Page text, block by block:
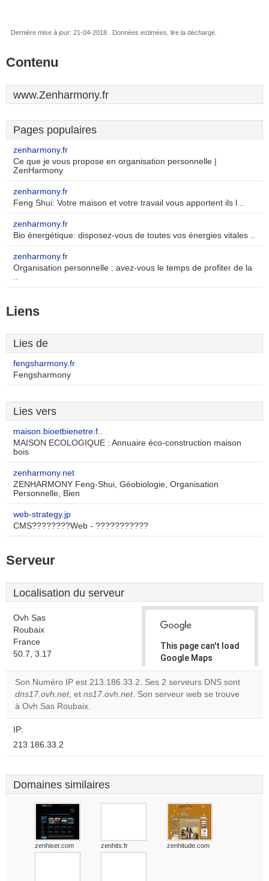
Dernière mise à jour: 21-04-2018 . Données estimées, lire la décharge.
Contenu
www.Zenharmony.fr
Pages populaires
zenharmony.fr
Ce que je vous propose en organisation personnelle |
ZenHarmony
zenharmony.fr
Feng Shui: Votre maison et votre travail vous apportent ils l ..
zenharmony.fr
Bio énergétique: disposez-vous de toutes vos énergies vitales ..
zenharmony.fr
Organisation personnelle : avez-vous le temps de profiter de la
..
Liens
Lies de
fengsharmony.fr
Fengsharmony
Lies vers
maison.bioetbienetre.f..
MAISON ECOLOGIQUE : Annuaire éco-construction maison
bois
zenharmony.net
ZENHARMONY Feng-Shui, Géobiologie, Organisation
Personnelle, Bien
web-strategy.jp
CMS????????Web - ???????????
Serveur
Localisation du serveur
Ovh Sas
Roubaix
France
50.7, 3.17
This page can't load
Google Maps
correctly.
Do you
Son Numéro IP est 213.186.33.2. Ses 2 serveurs DNS sont
dns17.ovh.net, et ns17.ovh.net. Son serveur web se trouve
à Ovh Sas Roubaix.
IP:
213.186.33.2
Domaines similaires
zenhiser.com zenhits.fr zenhitude.com